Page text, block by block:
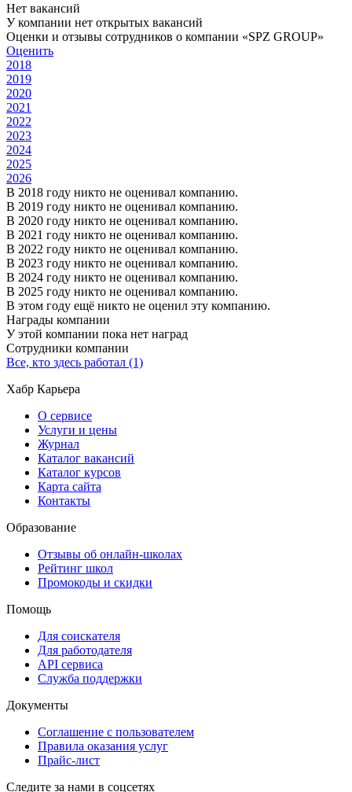
Нет вакансий
У компании нет открытых вакансий
Оценки и отзывы сотрудников о компании «SPZ GROUP»
Оценить
2018
2019
2020
2021
2022
2023
2024
2025
2026
В 2018 году никто не оценивал компанию.
В 2019 году никто не оценивал компанию.
В 2020 году никто не оценивал компанию.
В 2021 году никто не оценивал компанию.
В 2022 году никто не оценивал компанию.
В 2023 году никто не оценивал компанию.
В 2024 году никто не оценивал компанию.
В 2025 году никто не оценивал компанию.
В этом году ещё никто не оценил эту компанию.
Награды компании
У этой компании пока нет наград
Сотрудники компании
Все, кто здесь работал (1)
Хабр Карьера
О сервисе
Услуги и цены
Журнал
Каталог вакансий
Каталог курсов
Карта сайта
Контакты
Образование
Отзывы об онлайн-школах
Рейтинг школ
Промокоды и скидки
Помощь
Для соискателя
Для работодателя
API сервиса
Служба поддержки
Документы
Соглашение с пользователем
Правила оказания услуг
Прайс-лист
Следите за нами в соцсетях